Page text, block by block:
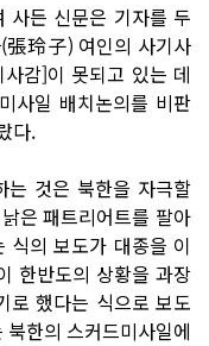
사든 신문은 기자를 두
張玲子) 여인의 사기사
감]이 못되고 있는 데
사일 배치논의를 비판
다.
는 것은 북한을 자극할
은 패트리어트를 팔아
식의 보도가 대종을 이
한반도의 상황을 과장
로 했다는 식으로 보도
한의 스커드미사일에